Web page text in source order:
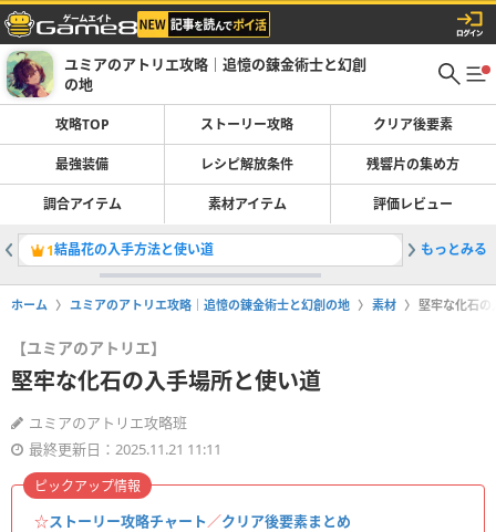
ユミアのアトリエ攻略｜追憶の錬金術士と幻創
の地
攻略TOP ストーリー攻略 クリア後要素
最強装備 レシピ解放条件 残響片の集め方
調合アイテム 素材アイテム 評価レビュー
1結晶花の入手方法と使い道 2リグナ
もっとみる
ホーム ユミアのアトリエ攻略｜追憶の錬金術士と幻創の地 素材 堅牢な化石
【ユミアのアトリエ】
堅牢な化石の入手場所と使い道
ユミアのアトリエ攻略班
最終更新日：2025.11.21 11:11
☆ストーリー攻略チャート／クリア後要素まとめ
ピックアップ情報